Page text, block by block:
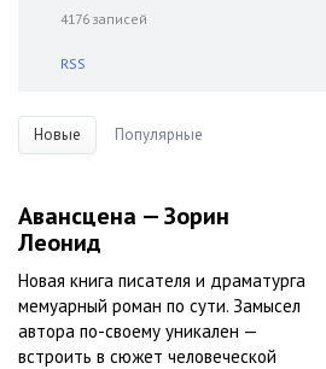
4176 записей
RSS
Новые Популярные
Авансцена — Зорин
Леонид
Новая книга писателя и драматурга
мемуарный роман по сути. Замысел
автора по-своему уникален —
встроить в сюжет человеческой